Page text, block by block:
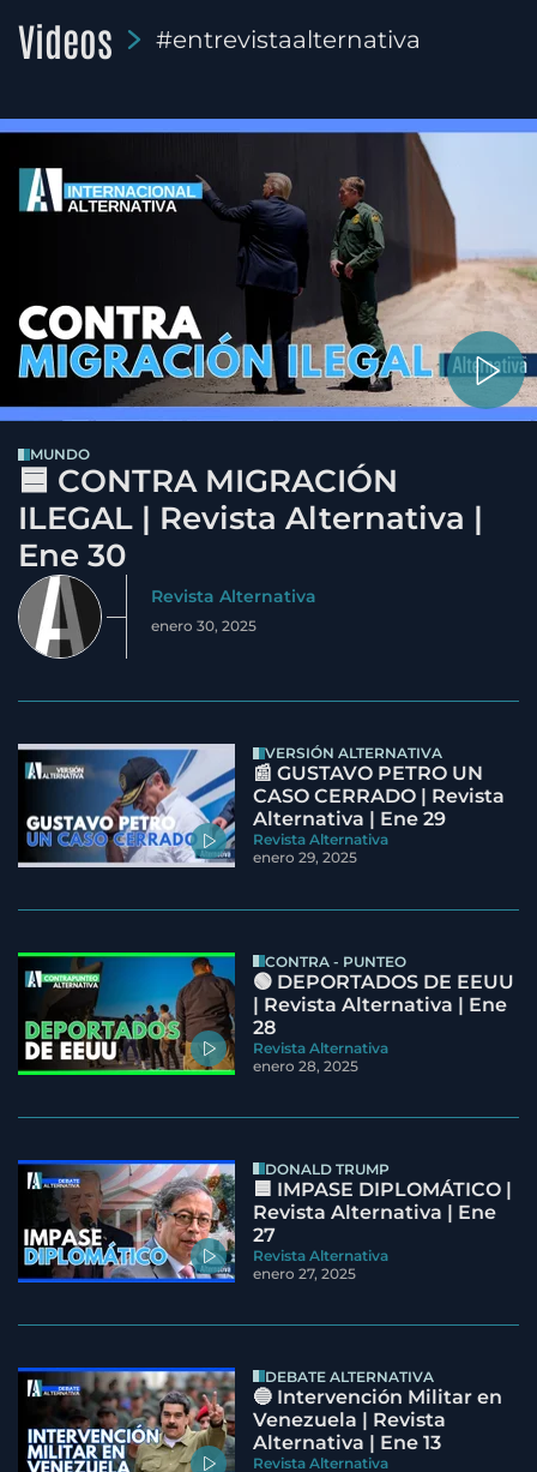
Videos #entrevistaalternativa
MUNDO
🟦 CONTRA MIGRACIÓN
ILEGAL | Revista Alternativa |
Ene 30
Revista Alternativa
enero 30, 2025
VERSIÓN ALTERNATIVA
📰 GUSTAVO PETRO UN
CASO CERRADO | Revista
Alternativa | Ene 29
Revista Alternativa
enero 29, 2025
CONTRA - PUNTEO
🟢 DEPORTADOS DE EEUU
| Revista Alternativa | Ene
28
Revista Alternativa
enero 28, 2025
DONALD TRUMP
🟦 IMPASE DIPLOMÁTICO |
Revista Alternativa | Ene
27
Revista Alternativa
enero 27, 2025
DEBATE ALTERNATIVA
🔵 Intervención Militar en
Venezuela | Revista
Alternativa | Ene 13
Revista Alternativa